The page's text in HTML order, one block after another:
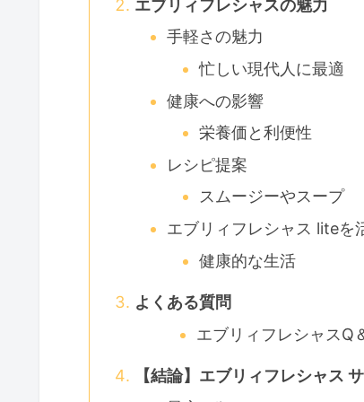
エブリィフレシャスの魅力
手軽さの魅力
忙しい現代人に最適
健康への影響
栄養価と利便性
レシピ提案
スムージーやスープ
エブリィフレシャス liteを
健康的な生活
よくある質問
エブリィフレシャスQ
【結論】エブリィフレシャス